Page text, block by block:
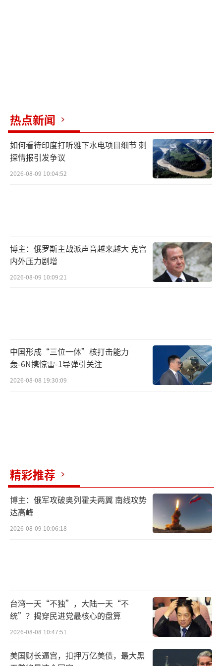
热点新闻
如何看待印度打听雅下水电项目细节 刺
探情报引发争议
2026-08-09 10:04:52
博主：俄罗斯主战派声音越来越大 克宫
内外压力剧增
2026-08-09 10:09:21
中国形成“三位一体”核打击能力
轰-6N携惊雷-1导弹引关注
2026-08-08 19:30:09
精彩推荐
博主：俄军攻破奥列霍夫两翼 南线攻势
达高峰
2026-08-09 10:06:18
台湾一天“不独”，大陆一天“不
统”？揭穿民进党最核心的盘算
2026-08-08 10:47:51
美国财长逼宫，扣押万亿美债，最大黑